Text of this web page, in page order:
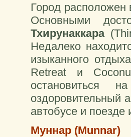
Город расположен
Основными
Тхирунаккара
Недалеко
изыканного
Retreat и
остановиться
оздоровительный
автобусе и
Муннар (Munnar)